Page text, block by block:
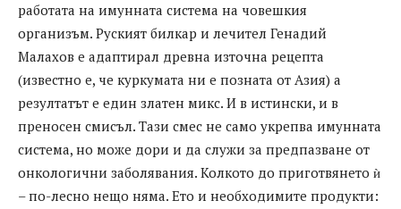
работата на имунната система на човешкия
организъм. Руският билкар и лечител Генадий
Малахов е адаптирал древна източна рецепта
(известно е, че куркумата ни е позната от Азия) а
резултатът е един златен микс. И в истински, и в
преносен смисъл. Тази смес не само укрепва имунната
система, но може дори и да служи за предпазване от
онкологични заболявания. Колкото до приготвянето ѝ
– по-лесно нещо няма. Ето и необходимите продукти: